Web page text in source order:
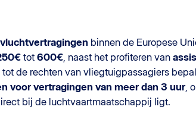
vluchtvertragingen binnen de Europese
tot 600€ , naast het profiteren van
de rechten van vliegtuigpassagiers
voor vertragingen van meer dan 3 uur,
bij de luchtvaartmaatschappij ligt.